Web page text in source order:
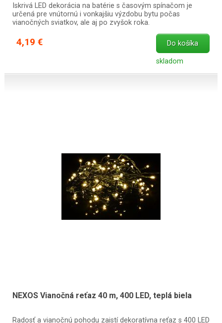
Iskrivá LED dekorácia na batérie s časovým spínačom je
určená pre vnútornú i vonkajšiu výzdobu bytu počas
vianočných sviatkov, ale aj po zvyšok roka.
4,19 € Do košíka
skladom
NEXOS Vianočná reťaz 40 m, 400 LED, teplá biela
Radosť a vianočnú pohodu zaistí dekoratívna reťaz s 400 LED